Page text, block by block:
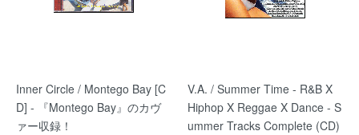
Inner Circle / Montego Bay [C
D] - 『Montego Bay』のカヴ
ァー収録！
V.A. / Summer Time - R&B X
Hiphop X Reggae X Dance - S
ummer Tracks Complete (CD)